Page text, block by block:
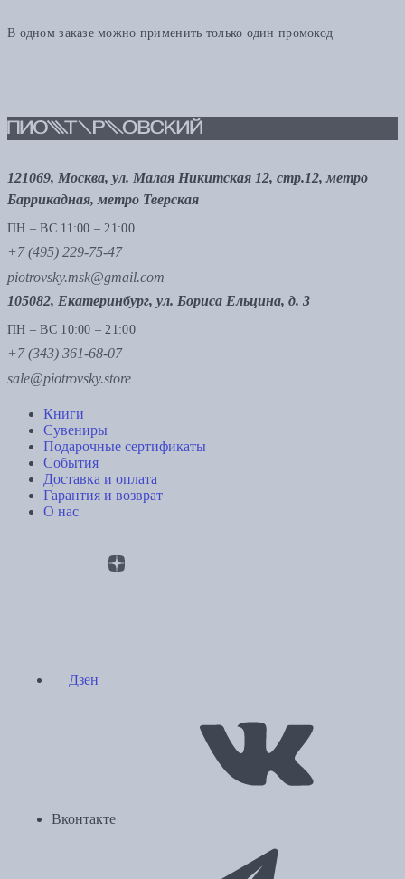
В одном заказе можно применить только один промокод
121069, Москва, ул. Малая Никитская 12, стр.12, метро
Баррикадная, метро Тверская
ПН – ВС 11:00 – 21:00
+7 (495) 229-75-47
piotrovsky.msk@gmail.com
105082, Екатеринбург, ул. Бориса Ельцина, д. 3
ПН – ВС 10:00 – 21:00
+7 (343) 361-68-07
sale@piotrovsky.store
Книги
Сувениры
Подарочные сертификаты
События
Доставка и оплата
Гарантия и возврат
О нас
Дзен
Вконтакте